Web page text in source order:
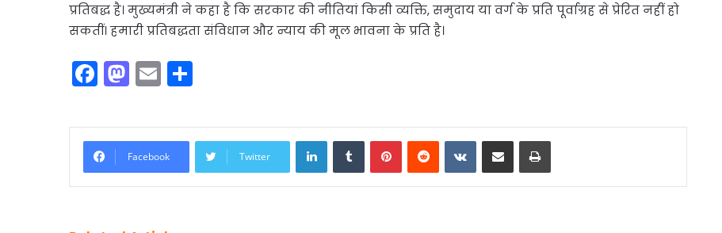
प्रतिबद्ध है। मुख्यमंत्री ने कहा है कि सरकार की नीतियां किसी व्यक्ति, समुदाय या वर्ग के प्रति पूर्वाग्रह से प्रेरित नहीं हो
सकतीं। हमारी प्रतिबद्धता संविधान और न्याय की मूल भावना के प्रति है।
F
a
c
e
b
o
M
a
st
o
d
n
E
m
ai
l
ar
e
Facebook Twitter
LinkedInTumblrPinterestReddit VKontakte
Share via Email Print